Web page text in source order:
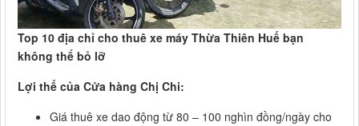
Top 10 địa chỉ cho thuê xe máy Thừa Thiên Huế bạn
không thể bỏ lỡ
Lợi thế của Cửa hàng Chị Chi:
Giá thuê xe dao động từ 80 – 100 nghìn đồng/ngày cho